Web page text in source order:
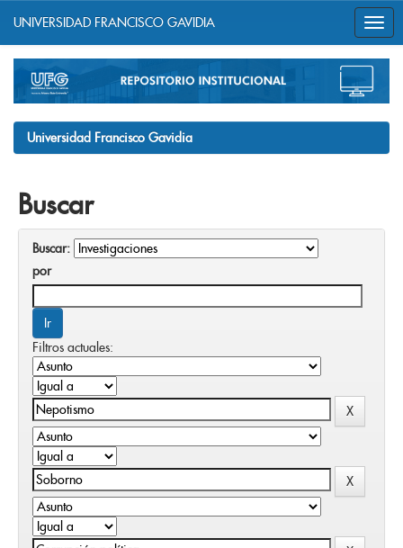
navigation
UNIVERSIDAD FRANCISCO GAVIDIA
Universidad Francisco Gavidia
Buscar
Buscar:
por
Filtros actuales: